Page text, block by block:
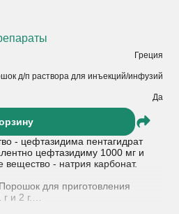
Греция
д/п раствора для инъекций/инфузий
Да
- цефтазидима пентагидрат
цефтазидиму 1000 мг и
вещество - натрия карбонат.
Порошок для приготовления
и 2 г.